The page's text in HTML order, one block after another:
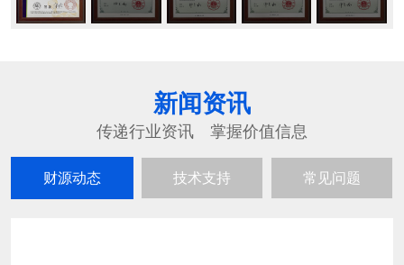
新闻资讯
传递行业资讯 掌握价值信息
财源动态 技术支持 常见问题